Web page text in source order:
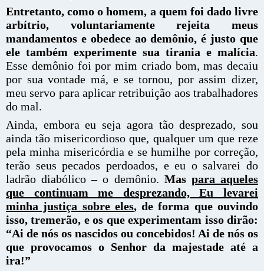
Entretanto, como o homem, a quem foi dado livre
arbítrio, voluntariamente rejeita meus
mandamentos e obedece ao demônio, é justo que
ele também experimente sua tirania e malícia.
Esse demônio foi por mim criado bom, mas decaiu
por sua vontade má, e se tornou, por assim dizer,
meu servo para aplicar retribuição aos trabalhadores
do mal.
Ainda, embora eu seja agora tão desprezado, sou
ainda tão misericordioso que, qualquer um que reze
pela minha misericórdia e se humilhe por correção,
terão seus pecados perdoados, e eu o salvarei do
ladrão diabólico – o demônio. Mas para aqueles
que continuam me desprezando, Eu levarei
minha justiça sobre eles, de forma que ouvindo
isso, tremerão, e os que experimentam isso dirão:
“Ai de nós os nascidos ou concebidos! Ai de nós os
que provocamos o Senhor da majestade até a
ira!”